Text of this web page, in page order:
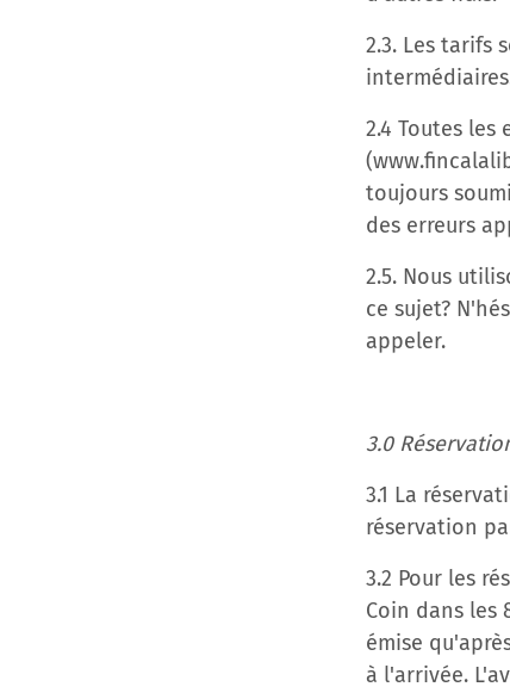
2.3. Les tarifs
2.4 Toutes les
toujours
des erreurs
2.5. Nous
ce sujet?
appeler.
3.0
3.1 La
réservation
3.2 Pour les
Coin dans les
émise
à l'arrivée.